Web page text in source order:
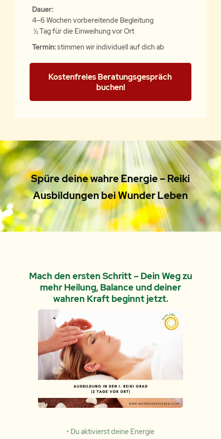
Dauer:
4–6 Wochen vorbereitende Begleitung
½ Tag für die Einweihung vor Ort
Termin:stimmen wir individuell auf dich ab
Kostenfreies Beratungsgespräch
buchen!
Spüre deine wahre Energie – Reiki
Ausbildungen bei Wunder Leben
Mach den ersten Schritt – Dein Weg zu
mehr Heilung, Balance und deiner
wahren Kraft beginnt jetzt.
• Du aktivierst deine Energie